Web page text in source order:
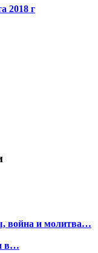
2018 г
война и молитва…
в…